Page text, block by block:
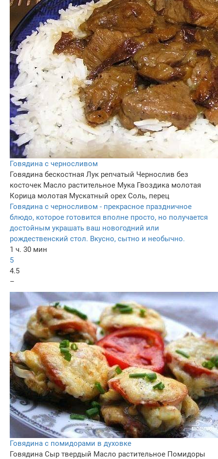
Говядина с черносливом
Говядина бескостная Лук репчатый Чернослив без
косточек Масло растительное Мука Гвоздика молотая
Корица молотая Мускатный орех Соль, перец
Говядина с черносливом - прекрасное праздничное
блюдо, которое готовится вполне просто, но получается
достойным украшать ваш новогодний или
рождественский стол. Вкусно, сытно и необычно.
1 ч. 30 мин
5
4.5
–
Говядина с помидорами в духовке
Говядина Сыр твердый Масло растительное Помидоры